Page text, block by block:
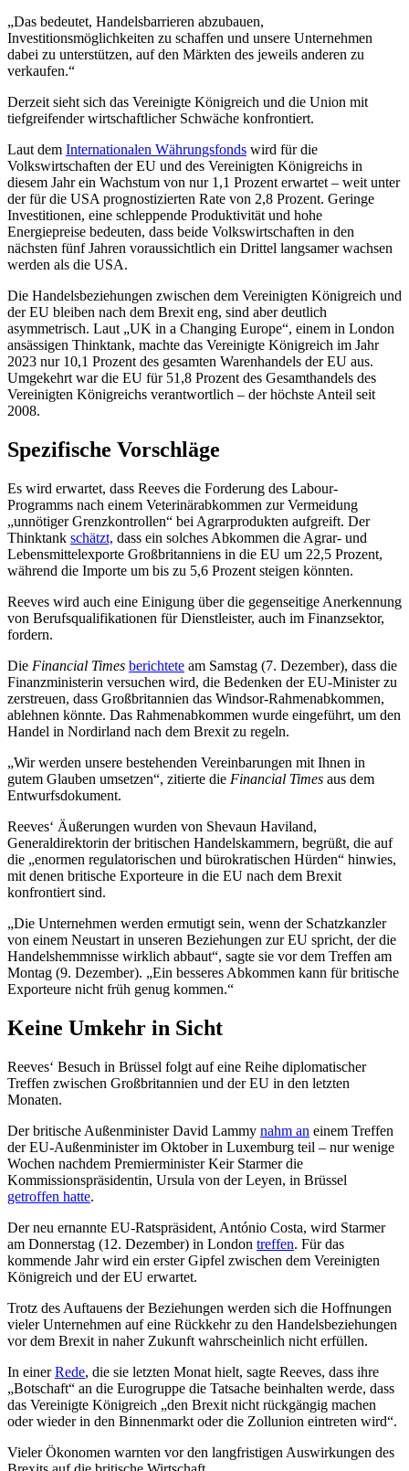
„Das bedeutet, Handelsbarrieren abzubauen,
Investitionsmöglichkeiten zu schaffen und unsere Unternehmen
dabei zu unterstützen, auf den Märkten des jeweils anderen zu
verkaufen.“
Derzeit sieht sich das Vereinigte Königreich und die Union mit
tiefgreifender wirtschaftlicher Schwäche konfrontiert.
Laut dem Internationalen Währungsfonds wird für die
Volkswirtschaften der EU und des Vereinigten Königreichs in
diesem Jahr ein Wachstum von nur 1,1 Prozent erwartet – weit unter
der für die USA prognostizierten Rate von 2,8 Prozent. Geringe
Investitionen, eine schleppende Produktivität und hohe
Energiepreise bedeuten, dass beide Volkswirtschaften in den
nächsten fünf Jahren voraussichtlich ein Drittel langsamer wachsen
werden als die USA.
Die Handelsbeziehungen zwischen dem Vereinigten Königreich und
der EU bleiben nach dem Brexit eng, sind aber deutlich
asymmetrisch. Laut „UK in a Changing Europe“, einem in London
ansässigen Thinktank, machte das Vereinigte Königreich im Jahr
2023 nur 10,1 Prozent des gesamten Warenhandels der EU aus.
Umgekehrt war die EU für 51,8 Prozent des Gesamthandels des
Vereinigten Königreichs verantwortlich – der höchste Anteil seit
2008.
Spezifische Vorschläge
Es wird erwartet, dass Reeves die Forderung des Labour-
Programms nach einem Veterinärabkommen zur Vermeidung
„unnötiger Grenzkontrollen“ bei Agrarprodukten aufgreift. Der
Thinktank schätzt, dass ein solches Abkommen die Agrar- und
Lebensmittelexporte Großbritanniens in die EU um 22,5 Prozent,
während die Importe um bis zu 5,6 Prozent steigen könnten.
Reeves wird auch eine Einigung über die gegenseitige Anerkennung
von Berufsqualifikationen für Dienstleister, auch im Finanzsektor,
fordern.
Die Financial Times berichtete am Samstag (7. Dezember), dass die
Finanzministerin versuchen wird, die Bedenken der EU-Minister zu
zerstreuen, dass Großbritannien das Windsor-Rahmenabkommen,
ablehnen könnte. Das Rahmenabkommen wurde eingeführt, um den
Handel in Nordirland nach dem Brexit zu regeln.
„Wir werden unsere bestehenden Vereinbarungen mit Ihnen in
gutem Glauben umsetzen“, zitierte die Financial Times aus dem
Entwurfsdokument.
Reeves‘ Äußerungen wurden von Shevaun Haviland,
Generaldirektorin der britischen Handelskammern, begrüßt, die auf
die „enormen regulatorischen und bürokratischen Hürden“ hinwies,
mit denen britische Exporteure in die EU nach dem Brexit
konfrontiert sind.
„Die Unternehmen werden ermutigt sein, wenn der Schatzkanzler
von einem Neustart in unseren Beziehungen zur EU spricht, der die
Handelshemmnisse wirklich abbaut“, sagte sie vor dem Treffen am
Montag (9. Dezember). „Ein besseres Abkommen kann für britische
Exporteure nicht früh genug kommen.“
Keine Umkehr in Sicht
Reeves‘ Besuch in Brüssel folgt auf eine Reihe diplomatischer
Treffen zwischen Großbritannien und der EU in den letzten
Monaten.
Der britische Außenminister David Lammy nahm an einem Treffen
der EU-Außenminister im Oktober in Luxemburg teil – nur wenige
Wochen nachdem Premierminister Keir Starmer die
Kommissionspräsidentin, Ursula von der Leyen, in Brüssel
getroffen hatte.
Der neu ernannte EU-Ratspräsident, António Costa, wird Starmer
am Donnerstag (12. Dezember) in London treffen. Für das
kommende Jahr wird ein erster Gipfel zwischen dem Vereinigten
Königreich und der EU erwartet.
Trotz des Auftauens der Beziehungen werden sich die Hoffnungen
vieler Unternehmen auf eine Rückkehr zu den Handelsbeziehungen
vor dem Brexit in naher Zukunft wahrscheinlich nicht erfüllen.
In einerRede, die sie letzten Monat hielt, sagte Reeves, dass ihre
„Botschaft“ an die Eurogruppe die Tatsache beinhalten werde, dass
das Vereinigte Königreich „den Brexit nicht rückgängig machen
oder wieder in den Binnenmarkt oder die Zollunion eintreten wird“.
Vieler Ökonomen warnten vor den langfristigen Auswirkungen des